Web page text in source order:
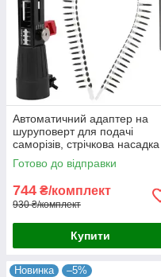
Автоматичний адаптер на
шуруповерт для подачі
саморізів, стрічкова насадка
на шуруповерт для
гіпсокартону
Готово до відправки
744 ₴/комплект
930 ₴/комплект
Купити
Новинка –5%